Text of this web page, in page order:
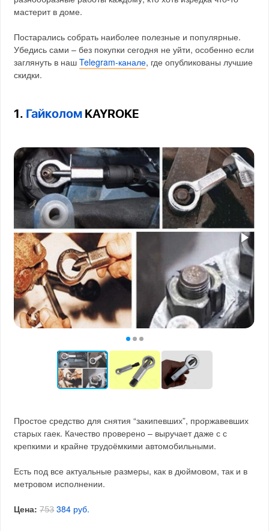
мастерит в доме.
Постарались собрать наиболее полезные и популярные.
Убедись сами – без покупки сегодня не уйти, особенно если
заглянуть в нашTelegram-канале, где опубликованы лучшие
скидки.
1. Гайколом KAYROKE
Простое средство для снятия “закипевших”, проржавевших
старых гаек. Качество проверено – выручает даже с с
крепкими и крайне трудоёмкими автомобильными.
Есть под все актуальные размеры, как в дюймовом, так и в
метровом исполнении.
Цена: 753 384 руб.